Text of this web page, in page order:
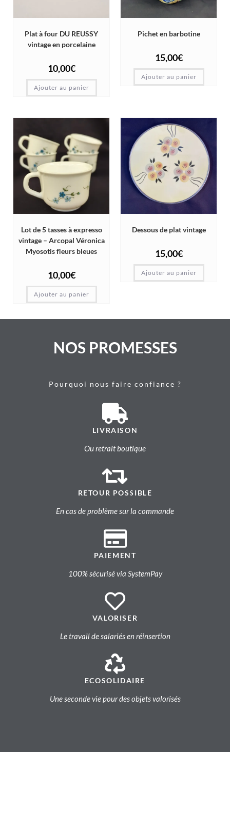
Plat à four DU REUSSY
vintage en porcelaine
10,00€
Ajouter au panier
Pichet en barbotine
15,00€
Ajouter au panier
Lot de 5 tasses à expresso
vintage – Arcopal Véronica
Myosotis fleurs bleues
10,00€
Ajouter au panier
Dessous de plat vintage
15,00€
Ajouter au panier
NOS PROMESSES
Pourquoi nous faire confiance ?
LIVRAISON
Ou retrait boutique
RETOUR POSSIBLE
En cas de problème sur la commande
PAIEMENT
100% sécurisé via SystemPay
VALORISER
Le travail de salariés en réinsertion
ECOSOLIDAIRE
Une seconde vie pour des objets valorisés